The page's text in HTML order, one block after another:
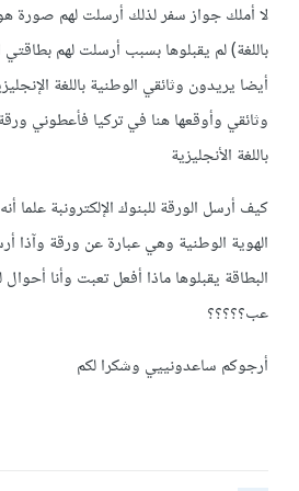
لا أملك جواز سفر لذلك أرسلت لهم صورة
باللغة) لم يقبلوها بسبب أرسلت لهم بطاقتي
أيضا يريدون وثائقي الوطنية باللغة
وثائقي وأوقعها هنا في تركيا فأعطوني
باللغة الأنجليزية
كيف أرسل الورقة للبنوك الإلكترونبة علما
الهوية الوطنية وهي عبارة عن ورقة وآذا
البطاقة يقبلوها ماذا أفعل تعبت وأنا
عب؟؟؟؟؟
أرجوكم ساعدونييي وشكرا لكم